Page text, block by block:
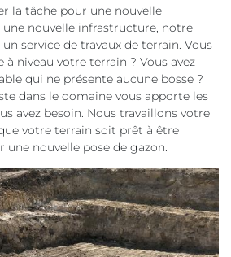
la tâche pour une nouvelle
nouvelle infrastructure, notre
service de travaux de terrain. Vous
à niveau votre terrain ? Vous avez
qui ne présente aucune bosse ?
dans le domaine vous apporte les
avez besoin. Nous travaillons votre
votre terrain soit prêt à être
nouvelle pose de gazon.